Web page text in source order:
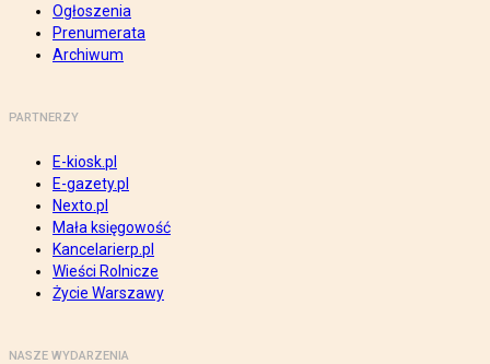
Ogłoszenia
Prenumerata
Archiwum
PARTNERZY
E-kiosk.pl
E-gazety.pl
Nexto.pl
Mała księgowość
Kancelarierp.pl
Wieści Rolnicze
Życie Warszawy
NASZE WYDARZENIA